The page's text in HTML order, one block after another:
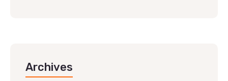
Archives